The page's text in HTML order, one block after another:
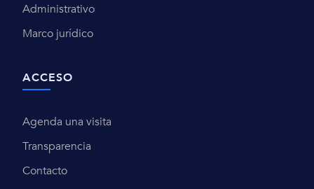
Administrativo
Marco jurídico
ACCESO
Agenda una visita
Transparencia
Contacto